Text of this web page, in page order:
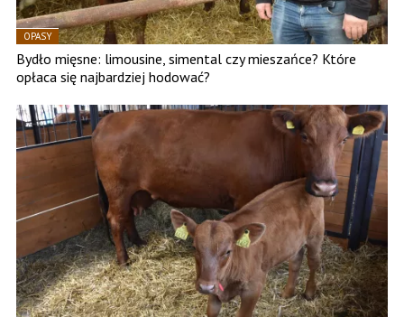
OPASY
Bydło mięsne: limousine, simental czy mieszańce? Które
opłaca się najbardziej hodować?